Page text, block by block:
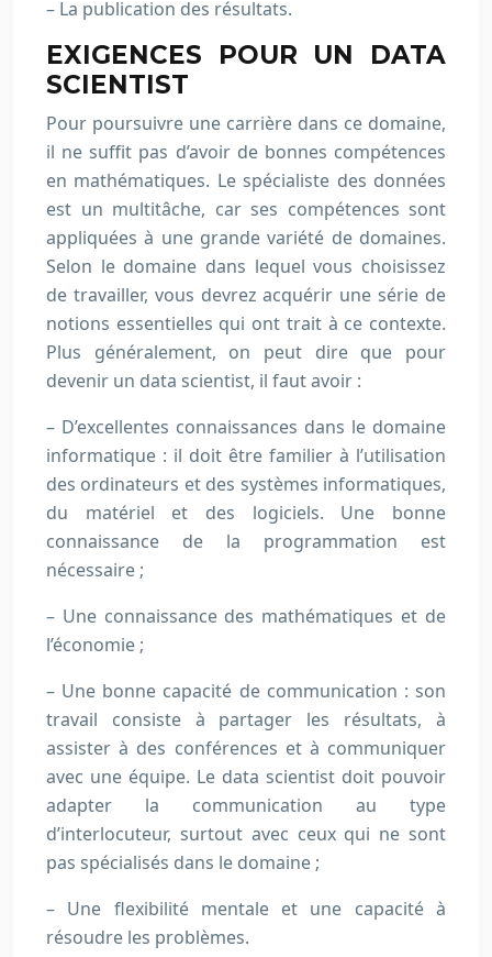
– La publication des résultats.
EXIGENCES POUR UN DATA
SCIENTIST
Pour poursuivre une carrière dans ce domaine,
il ne suffit pas d’avoir de bonnes compétences
en mathématiques. Le spécialiste des données
est un multitâche, car ses compétences sont
appliquées à une grande variété de domaines.
Selon le domaine dans lequel vous choisissez
de travailler, vous devrez acquérir une série de
notions essentielles qui ont trait à ce contexte.
Plus généralement, on peut dire que pour
devenir un data scientist, il faut avoir :
– D’excellentes connaissances dans le domaine
informatique : il doit être familier à l’utilisation
des ordinateurs et des systèmes informatiques,
du matériel et des logiciels. Une bonne
connaissance de la programmation est
nécessaire ;
– Une connaissance des mathématiques et de
l’économie ;
– Une bonne capacité de communication : son
travail consiste à partager les résultats, à
assister à des conférences et à communiquer
avec une équipe. Le data scientist doit pouvoir
adapter la communication au type
d’interlocuteur, surtout avec ceux qui ne sont
pas spécialisés dans le domaine ;
– Une flexibilité mentale et une capacité à
résoudre les problèmes.